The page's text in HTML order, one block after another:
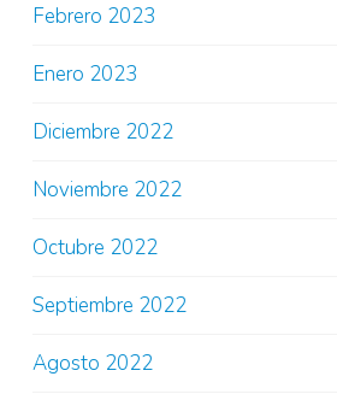
Febrero 2023
Enero 2023
Diciembre 2022
Noviembre 2022
Octubre 2022
Septiembre 2022
Agosto 2022